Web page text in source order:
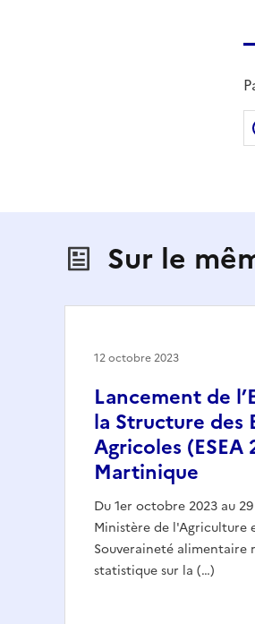
Sur le
Lancement de
la Structure des
Agricoles (ESEA
Martinique
Du 1er octobre 2023 au
Ministère de l'Agriculture
Souveraineté alimentaire
statistique sur la (…)
12 octobre 2023